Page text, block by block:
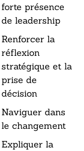
forte présence
de leadership
Renforcer la
réflexion
stratégique et la
prise de
décision
Naviguer dans
le changement
Expliquer la